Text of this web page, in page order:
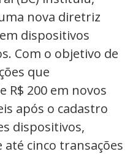
nova diretriz
dispositivos
Com o objetivo de
que
R$ 200 em novos
após o cadastro
dispositivos,
cinco transações